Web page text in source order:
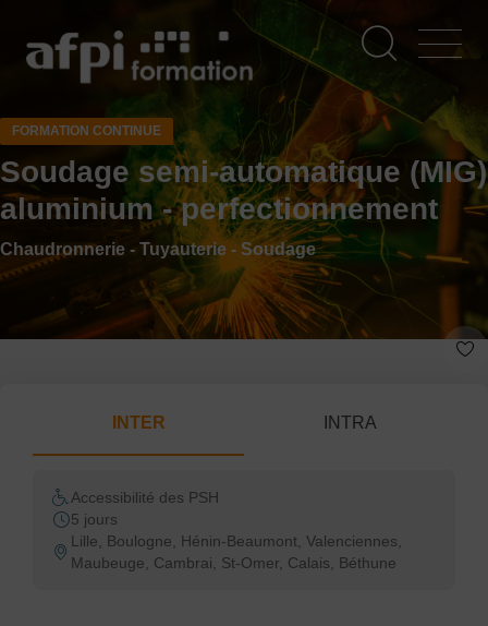
contenu
FORMATION CONTINUE
Soudage semi-automatique (MIG)
aluminium - perfectionnement
Chaudronnerie - Tuyauterie - Soudage
INTER INTRA
Accessibilité des PSH
5 jours
Lille, Boulogne, Hénin-Beaumont, Valenciennes,
Maubeuge, Cambrai, St-Omer, Calais, Béthune